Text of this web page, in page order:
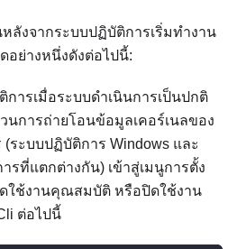
ลังจากระบบปฏิบัติการเริ่มทำงาน
อย่างหนึ่งดังต่อไปนี้:
การเมื่อระบบดำเนินการเป็นปกติ
นการถ่ายโอนข้อมูลเคอร์เนลของ
ระบบปฏิบัติการ Windows และ
ารที่แตกต่างกัน) เข้าสู่เมนูการตั้ง
ใช้งานคุณสมบัติ หรือปิดใช้งาน
ต่อไปนี้